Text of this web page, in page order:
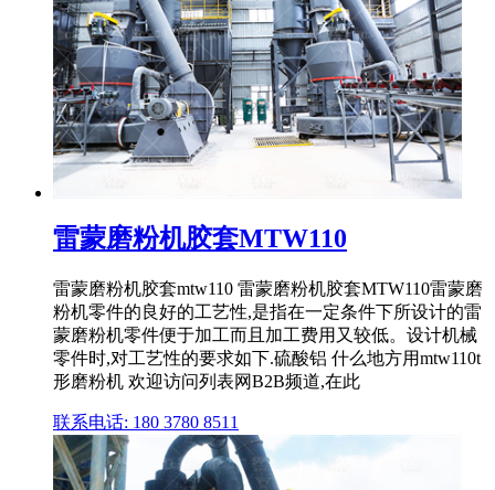
雷蒙磨粉机胶套MTW110
雷蒙磨粉机胶套mtw110 雷蒙磨粉机胶套MTW110雷蒙磨
粉机零件的良好的工艺性,是指在一定条件下所设计的雷
蒙磨粉机零件便于加工而且加工费用又较低。设计机械
零件时,对工艺性的要求如下.硫酸铝 什么地方用mtw110t
形磨粉机 欢迎访问列表网B2B频道,在此
联系电话: 180 3780 8511